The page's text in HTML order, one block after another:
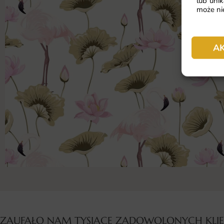
może
ZAUFAŁO NAM TYSIĄCE ZADOWOLONYCH